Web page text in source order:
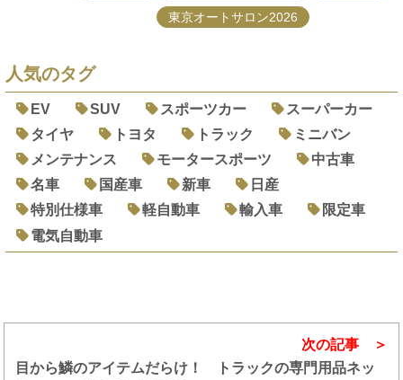
東京オートサロン2026
人気のタグ
EV SUV スポーツカー
スーパーカー
タイヤ
トヨタ トラック
ミニバン
メンテナンス
モータースポーツ
中古車
名車
国産車 新車
日産
特別仕様車
軽自動車 輸入車
限定車
電気自動車
次の記事
目から鱗のアイテムだらけ！ トラックの専門用品ネッ